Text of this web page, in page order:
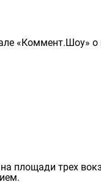
«Коммент.Шоу»
площади трех